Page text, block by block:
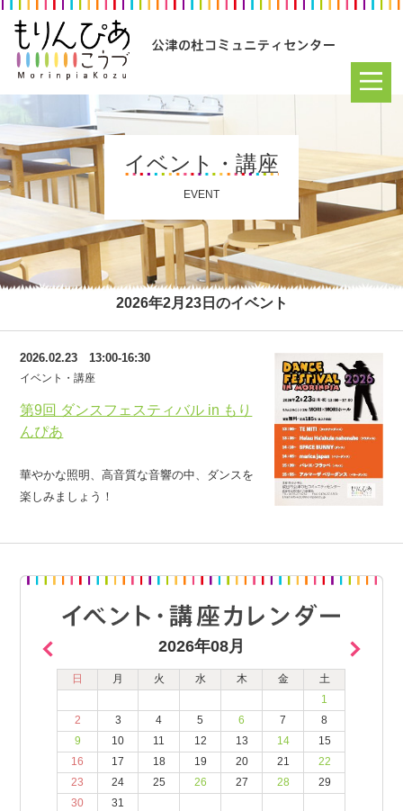
イベント・講座
EVENT
2026年2月23日のイベント
第9回 ダンスフェスティバル in もり
んぴあ
2026.02.23 13:00-16:30
イベント・講座
華やかな照明、高音質な音響の中、ダンスを
楽しみましょう！
2026年08月
日 月 火 水 木 金
土
1
2
3 4 5 6 7
8
9
10 11 12 13 14
15
16
17 18 19 20 21
22
23
24 25 26 27 28
29
30
31